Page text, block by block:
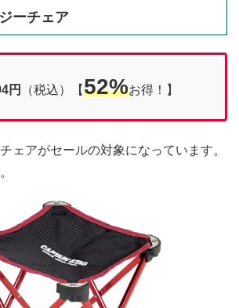
ーチェア
円 （税込）【52%お得！】
ェアがセールの対象になっています。